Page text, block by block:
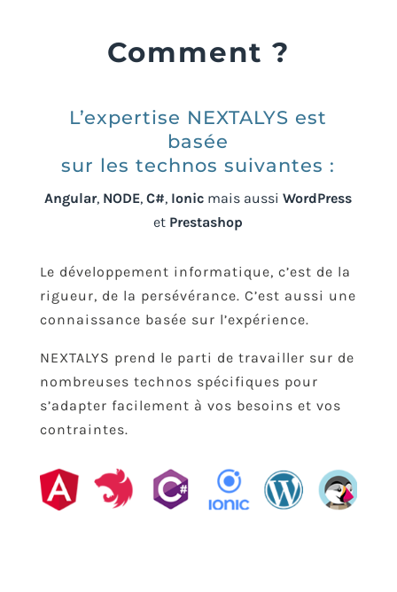
Comment ?
L’expertise NEXTALYS est
basée
sur les technos suivantes :
Angular, NODE,C#, Ionic mais aussiWordPress
et Prestashop
Le développement informatique, c’est de la
rigueur, de la persévérance. C’est aussi une
connaissance basée sur l’expérience.
NEXTALYS prend le parti de travailler sur de
nombreuses technos spécifiques pour
s’adapter facilement à vos besoins et vos
contraintes.